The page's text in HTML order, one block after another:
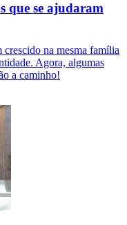
que se ajudaram
crescido na mesma família
Agora, algumas
a caminho!